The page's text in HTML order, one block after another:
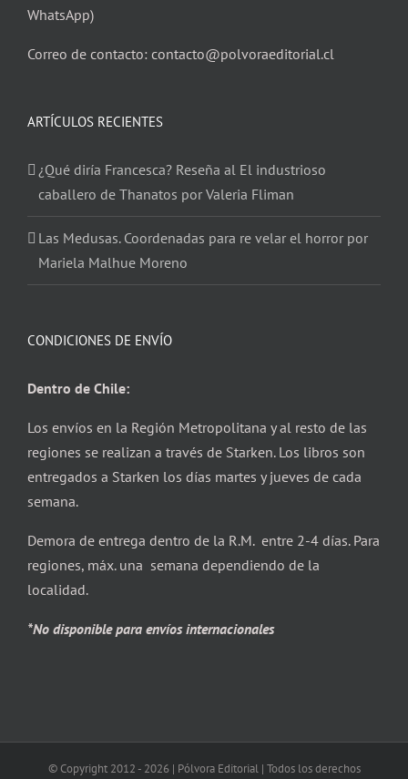
WhatsApp)
Correo de contacto: contacto@polvoraeditorial.cl
ARTÍCULOS RECIENTES
¿Qué diría Francesca? Reseña al El industrioso
caballero de Thanatos por Valeria Fliman
Las Medusas. Coordenadas para re velar el horror por
Mariela Malhue Moreno
CONDICIONES DE ENVÍO
Dentro de Chile:
Los envíos en la Región Metropolitana y al resto de las
regiones se realizan a través de Starken. Los libros son
entregados a Starken los días martes y jueves de cada
semana.
Demora de entrega dentro de la R.M. entre 2-4 días. Para
regiones, máx. una semana dependiendo de la
localidad.
*No disponible para envíos internacionales
© Copyright 2012 - 2026 | Pólvora Editorial | Todos los derechos